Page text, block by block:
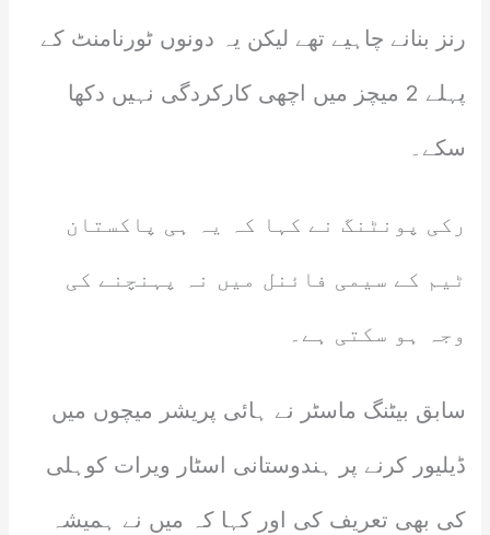
رنز بنانے چاہیے تھے لیکن یہ دونوں ٹورنامنٹ کے
پہلے 2 میچز میں اچھی کارکردگی نہیں دکھا
سکے۔
رکی پونٹنگ نے کہا کہ یہ ہی پاکستان
ٹیم کے سیمی فائنل میں نہ پہنچنے کی
وجہ ہو سکتی ہے۔
سابق بیٹنگ ماسٹر نے ہائی پریشر میچوں میں
ڈیلیور کرنے پر ہندوستانی اسٹار ویرات کوہلی
کی بھی تعریف کی اور کہا کہ میں نے ہمیشہ